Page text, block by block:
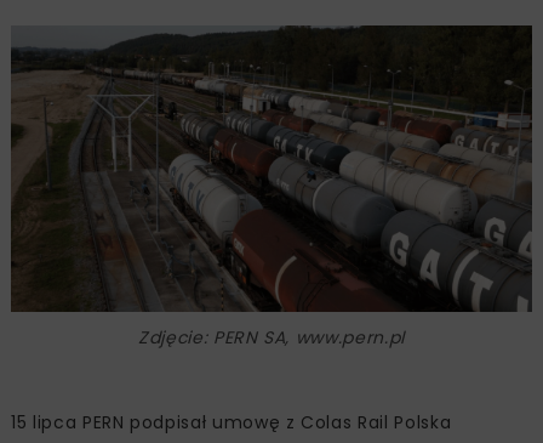
Zdjęcie: PERN SA, www.pern.pl
15 lipca PERN podpisał umowę z Colas Rail Polska